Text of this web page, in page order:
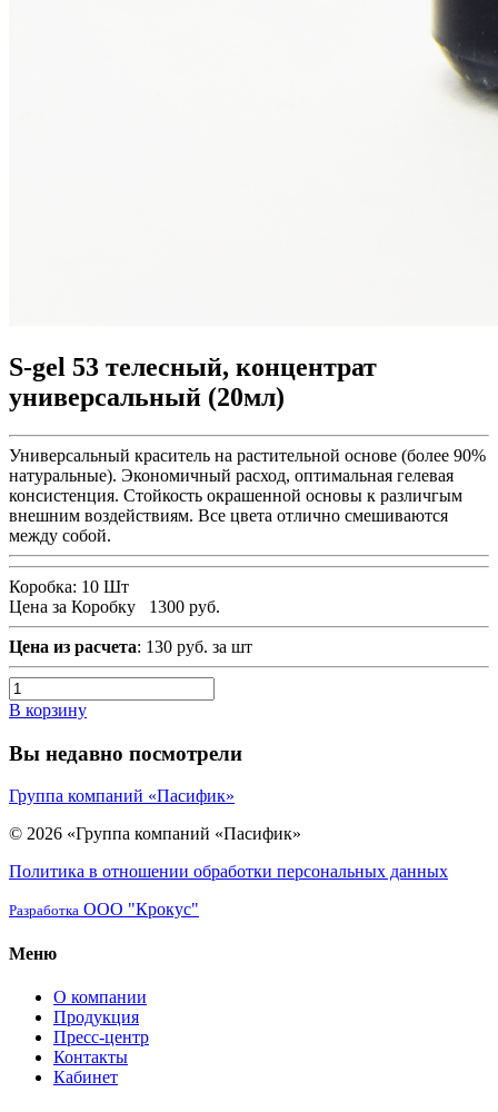
S-gel 53 телесный, концентрат
универсальный (20мл)
Универсальный краситель на растительной основе (более 90%
натуральные). Экономичный расход, оптимальная гелевая
консистенция. Стойкость окрашенной основы к различгым
внешним воздействиям. Все цвета отлично смешиваются
между собой.
Коробка: 10 Шт
Цена за Коробку
1300 руб.
Цена из расчета: 130 руб. за шт
В корзину
Вы недавно посмотрели
Группа компаний «Пасифик»
© 2026 «Группа компаний «Пасифик»
Политика в отношении обработки персональных данных
Разработка ООО "Крокус"
Меню
О компании
Продукция
Пресс-центр
Контакты
Кабинет